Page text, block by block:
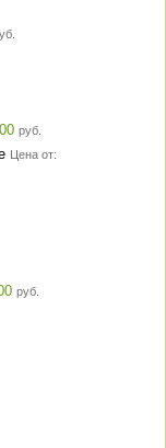
руб.
Цена от:
руб.